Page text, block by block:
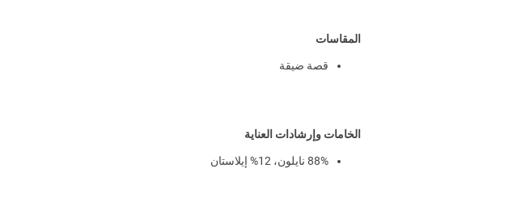
المقاسات
قصة ضيقة
الخامات وإرشادات العناية
88% نايلون، 12% إيلاستان